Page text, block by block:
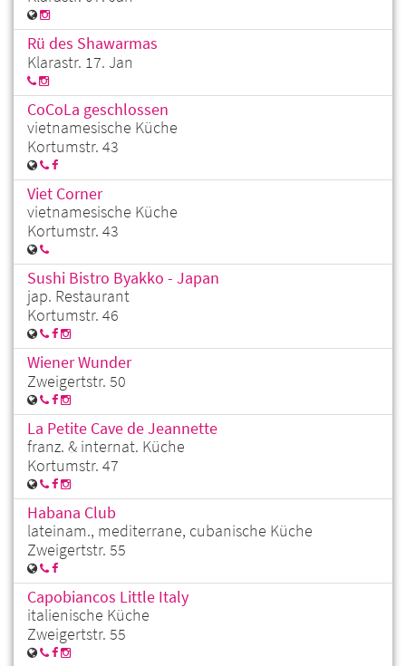
Rü des Shawarmas
Klarastr. 17. Jan
CoCoLa geschlossen
vietnamesische Küche
Kortumstr. 43
Viet Corner
vietnamesische Küche
Kortumstr. 43
Sushi Bistro Byakko - Japan
jap. Restaurant
Kortumstr. 46
Wiener Wunder
Zweigertstr. 50
La Petite Cave de Jeannette
franz. & internat. Küche
Kortumstr. 47
Habana Club
lateinam., mediterrane, cubanische Küche
Zweigertstr. 55
Capobiancos Little Italy
italienische Küche
Zweigertstr. 55